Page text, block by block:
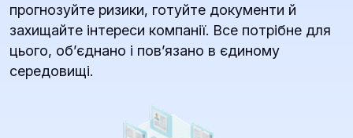
прогнозуйте ризики, готуйте документи й
захищайте інтереси компанії. Все потрібне для
цього, обʼєднано і повʼязано в єдиному
середовищі.